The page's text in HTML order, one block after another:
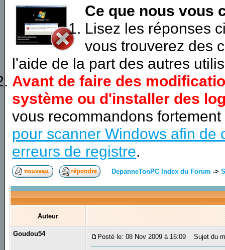
Ce que nous vous
Lisez les réponses
vous trouverez des
l'aide de la part des autres
Avant de faire des
système ou d'installer des
vous recommandons
pour scanner Windows afin de
erreurs de registre.
DepanneTonPC Index du Forum ->
Auteur
Goudou54 Posté le: 08 Nov 2009 à 16:09 Sujet du